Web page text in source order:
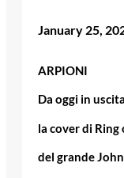
January 25,
ARPIONI
Da oggi in
la cover di Ring
del grande